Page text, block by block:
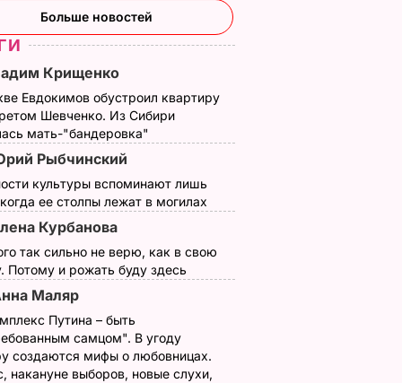
Больше новостей
Крищенко
Евдокимов обустроил квартиру
Шевченко. Из Сибири
мать-"бандеровка"
Рыбчинский
культуры вспоминают лишь
ее столпы лежат в могилах
Курбанова
так сильно не верю, как в свою
Потому и рожать буду здесь
Маляр
Путина – быть
самцом". В угоду
создаются мифы о любовницах.
накануне выборов, новые слухи,